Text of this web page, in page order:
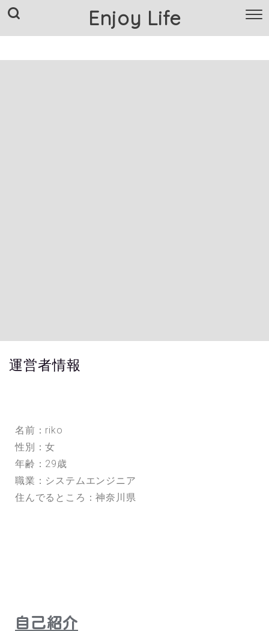
Enjoy Life
運営者情報
名前：riko
性別：女
年齢：29歳
職業：システムエンジニア
住んでるところ：神奈川県
自己紹介